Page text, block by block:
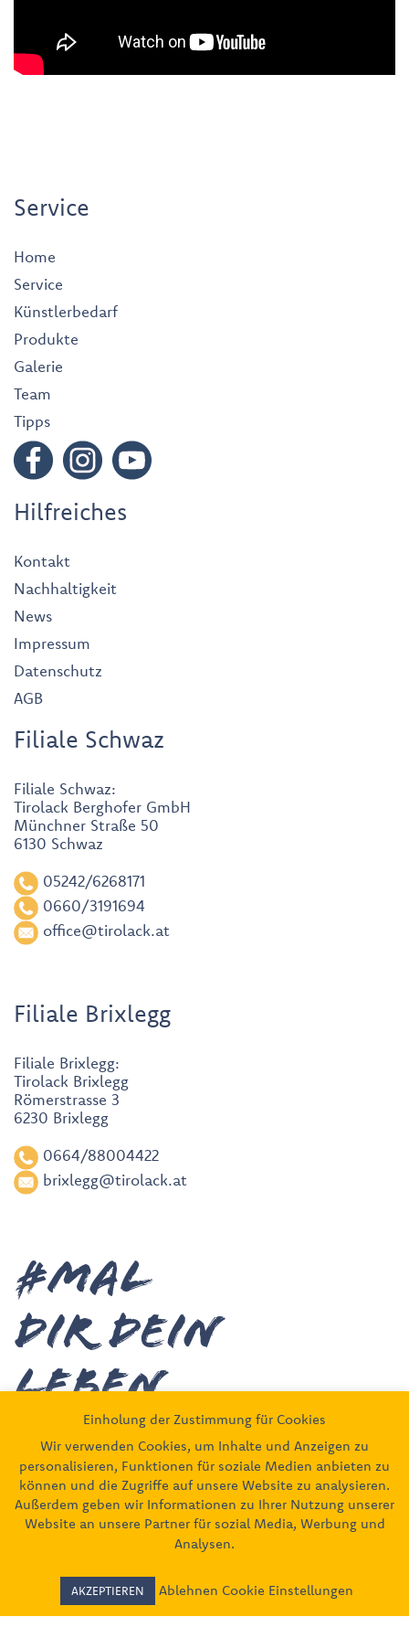
Service
Home
Service
Künstlerbedarf
Produkte
Galerie
Team
Tipps
Hilfreiches
Kontakt
Nachhaltigkeit
News
Impressum
Datenschutz
AGB
Filiale Schwaz
Filiale Schwaz:
Tirolack Berghofer GmbH
Münchner Straße 50
6130 Schwaz
05242/6268171
0660/3191694
office@tirolack.at
Filiale Brixlegg
Filiale Brixlegg:
Tirolack Brixlegg
Römerstrasse 3
6230 Brixlegg
0664/88004422
brixlegg@tirolack.at
#MAL
DIR deiN
leben
Unsere Partner
Einholung der Zustimmung für Cookies
Wir verwenden Cookies, um Inhalte und Anzeigen zu
personalisieren, Funktionen für soziale Medien anbieten zu
können und die Zugriffe auf unsere Website zu analysieren.
Außerdem geben wir Informationen zu Ihrer Nutzung unserer
Website an unsere Partner für sozial Media, Werbung und
Analysen.
AKZEPTIEREN Ablehnen Cookie Einstellungen